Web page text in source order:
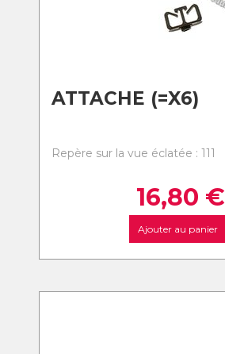
ATTACHE (=X6)
Repère sur la vue éclatée : 111
16,80 €
Ajouter au panier